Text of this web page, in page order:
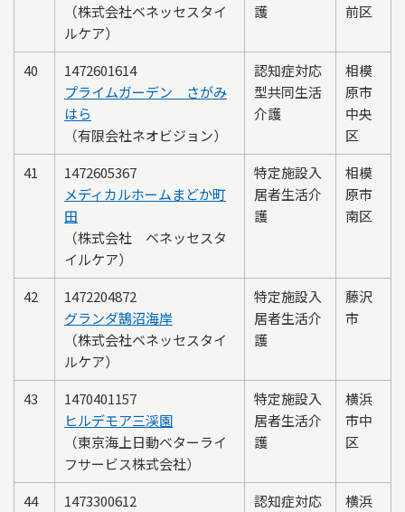
（株式会社ベネッセスタイ
ルケア）
護
前区
40
1472601614
プライムガーデン さがみ
はら
（有限会社ネオビジョン）
認知症対応
型共同生活
介護
相模
原市
中央
区
41
1472605367
メディカルホームまどか町
田
（株式会社 ベネッセスタ
イルケア）
特定施設入
居者生活介
護
相模
原市
南区
42
1472204872
グランダ鵠沼海岸
（株式会社ベネッセスタイ
ルケア）
特定施設入
居者生活介
護
藤沢
市
43
1470401157
ヒルデモア三渓園
（東京海上日動ベターライ
フサービス株式会社）
特定施設入
居者生活介
護
横浜
市中
区
44 1473300612 認知症対応 横浜